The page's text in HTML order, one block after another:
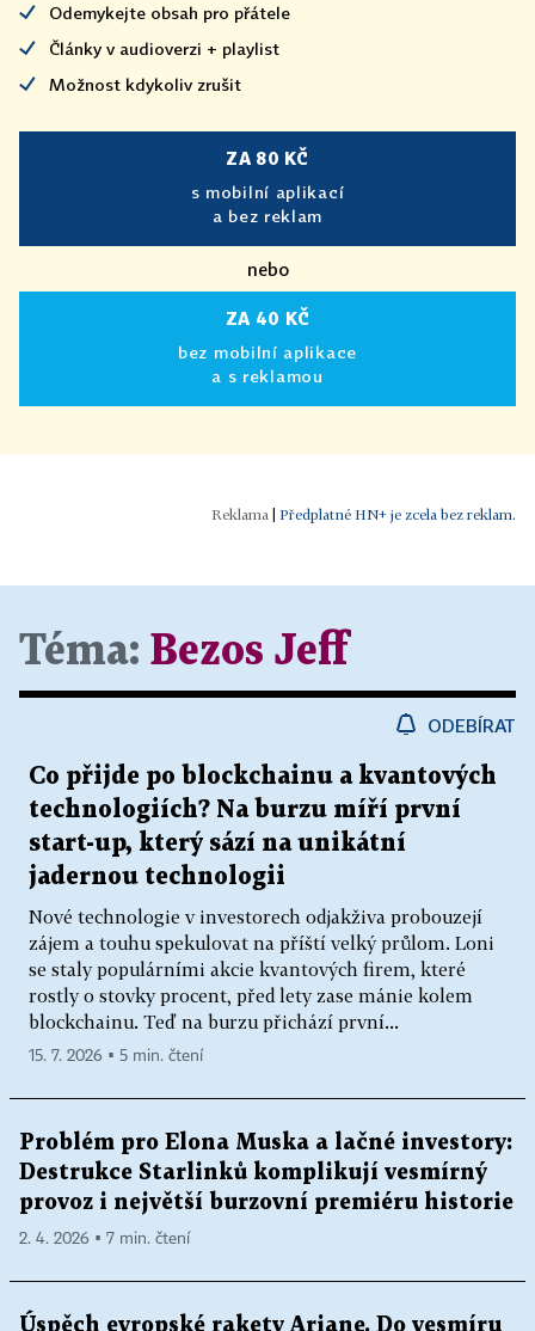
Odemykejte obsah pro přátele
Články v audioverzi + playlist
Možnost kdykoliv zrušit
ZA 80 KČ
s mobilní aplikací
a bez reklam
nebo
ZA 40 KČ
bez mobilní aplikace
a s reklamou
| Předplatné HN+ je zcela bez reklam.
Téma: Bezos Jeff
ODEBÍRAT
Co přijde po blockchainu a kvantových
technologiích? Na burzu míří první
start-up, který sází na unikátní
jadernou technologii
Nové technologie v investorech odjakživa probouzejí
zájem a touhu spekulovat na příští velký průlom. Loni
se staly populárními akcie kvantových firem, které
rostly o stovky procent, před lety zase mánie kolem
blockchainu. Teď na burzu přichází první...
15. 7. 2026 ▪ 5 min. čtení
Problém pro Elona Muska a lačné investory:
Destrukce Starlinků komplikují vesmírný
provoz i největší burzovní premiéru historie
2. 4. 2026 ▪ 7 min. čtení
Úspěch evropské rakety Ariane. Do vesmíru